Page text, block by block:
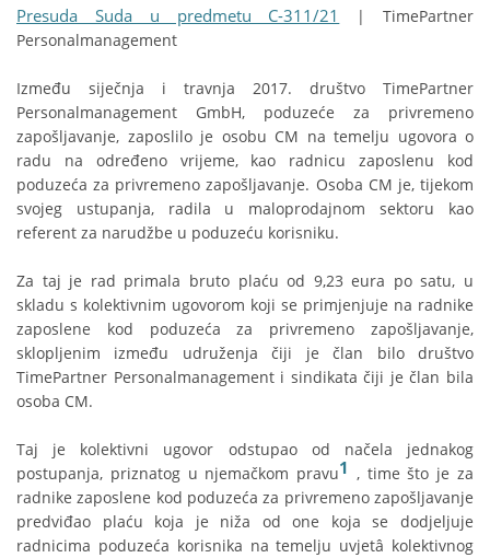
Presuda Suda u predmetu C-311/21
| TimePartner
Personalmanagement
Između siječnja i travnja 2017. društvo TimePartner
Personalmanagement GmbH, poduzeće za privremeno
zapošljavanje, zaposlilo je osobu CM na temelju ugovora o
radu na određeno vrijeme, kao radnicu zaposlenu kod
poduzeća za privremeno zapošljavanje. Osoba CM je, tijekom
svojeg ustupanja, radila u maloprodajnom sektoru kao
referent za narudžbe u poduzeću korisniku.
Za taj je rad primala bruto plaću od 9,23 eura po satu, u
skladu s kolektivnim ugovorom koji se primjenjuje na radnike
zaposlene kod poduzeća za privremeno zapošljavanje,
sklopljenim između udruženja čiji je član bilo društvo
TimePartner Personalmanagement i sindikata čiji je član bila
osoba CM.
Taj je kolektivni ugovor odstupao od načela jednakog
postupanja, priznatog u njemačkom pravu1 , time što je za
radnike zaposlene kod poduzeća za privremeno zapošljavanje
predviđao plaću koja je niža od one koja se dodjeljuje
radnicima poduzeća korisnika na temelju uvjetâ kolektivnog